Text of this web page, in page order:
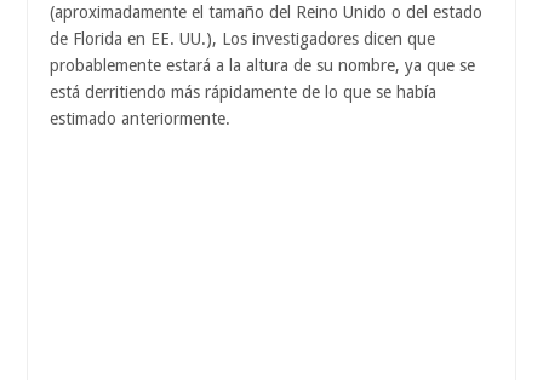
(aproximadamente el tamaño del Reino Unido o del estado
de Florida en EE. UU.), Los investigadores dicen que
probablemente estará a la altura de su nombre, ya que se
está derritiendo más rápidamente de lo que se había
estimado anteriormente.